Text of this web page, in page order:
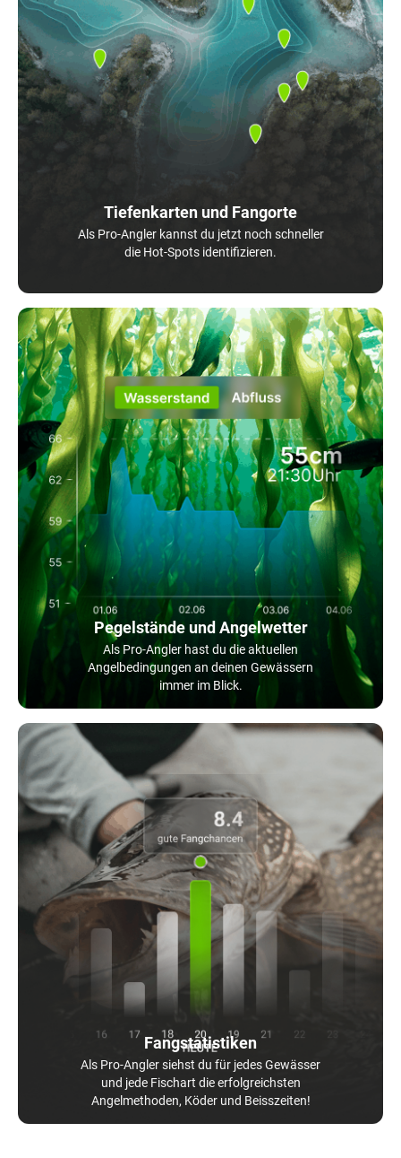
Tiefenkarten und Fangorte
Als Pro-Angler kannst du jetzt noch schneller
die Hot-Spots identifizieren.
Pegelstände und Angelwetter
Als Pro-Angler hast du die aktuellen
Angelbedingungen an deinen Gewässern
immer im Blick.
Fangstatistiken
Als Pro-Angler siehst du für jedes Gewässer
und jede Fischart die erfolgreichsten
Angelmethoden, Köder und Beisszeiten!